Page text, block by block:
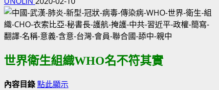
世界衛生組織WHO名不符其實
內容目錄點此顯示